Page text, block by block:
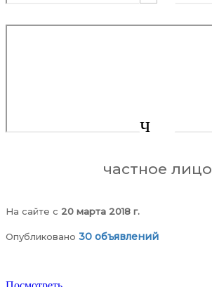
ч
частное лицо
На сайте c 20 марта 2018 г.
Опубликовано 30 объявлений